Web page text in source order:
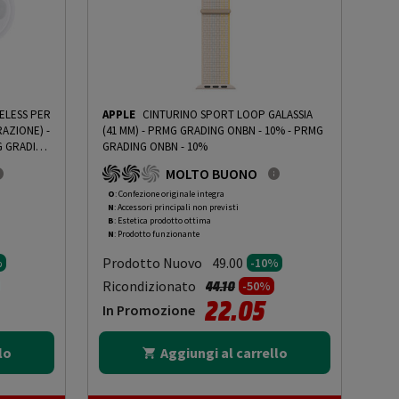
PER
-
GRADING
da
APPLE CINTURINO SPORT LOOP GALASSIA
(41 MM) - PRMG GRADING ONBN - 10%- PRMG
GRADING ONBN - 10%
MOLTO BUONO
O: Confezione originale integra
N: Accessori principali non previsti
B: Estetica prodotto ottima
N: Prodotto funzionante
Prodotto Nuovo 49.00 -10%
Ricondizionato Prezzo ridotto da
44.10a-50%
In Promozione 22.05
Aggiungi al carrello